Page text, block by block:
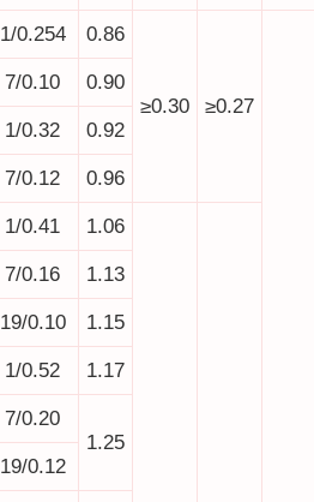
1/0.254 0.86
≥0.30 ≥0.27
7/0.10 0.90
1/0.32 0.92
7/0.12 0.96
1/0.41 1.06
7/0.16 1.13
19/0.10 1.15
1/0.52 1.17
7/0.20
1.25
19/0.12